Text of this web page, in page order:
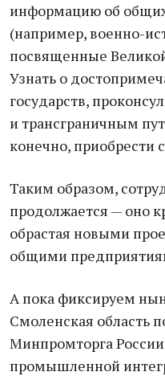
информацию об
(например, военно-
посвященные
Узнать о
государств,
и трансграничным
конечно,
Таким образом,
продолжается — оно
обрастая новыми
общими
А пока фиксируем
Смоленская область
Минпромторга России
промышленной